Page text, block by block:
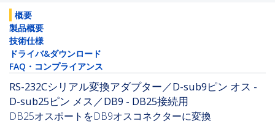
概要
製品概要
技術仕様
ドライバ&ダウンロード
FAQ・コンプライアンス
RS-232Cシリアル変換アダプター／D-sub9ピン オス -
D-sub25ピン メス／DB9 - DB25接続用
DB25オスポートをDB9オスコネクターに変換